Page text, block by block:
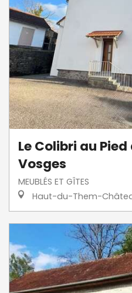
Le Colibri au
Vosges
MEUBLÉS ET GÎTES
Haut-du-Them-